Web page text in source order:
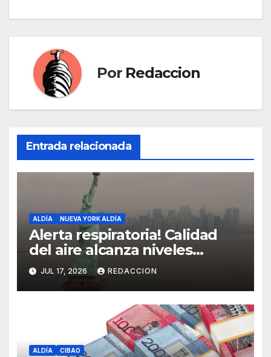
Por Redaccion
Entrada relacionada
ALDÍA NUEVA YORK ALDÍA
Alerta respiratoria! Calidad
del aire alcanza niveles
peligrosos en NYC
JUL 17, 2026 REDACCION
ALDÍA CIBAO